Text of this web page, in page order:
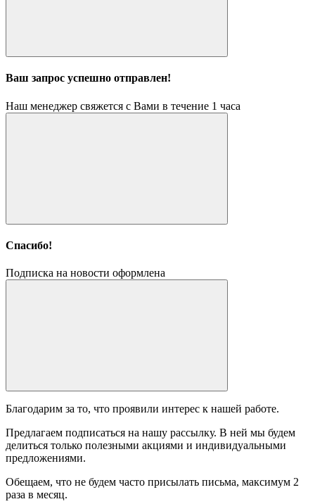
Ваш запрос успешно отправлен!
Наш менеджер свяжется с Вами в течение 1 часа
Спасибо!
Подписка на новости оформлена
Благодарим за то, что проявили интерес к нашей работе.
Предлагаем подписаться на нашу рассылку. В ней мы будем
делиться только полезными акциями и индивидуальными
предложениями.
Обещаем, что не будем часто присылать письма, максимум 2
раза в месяц.